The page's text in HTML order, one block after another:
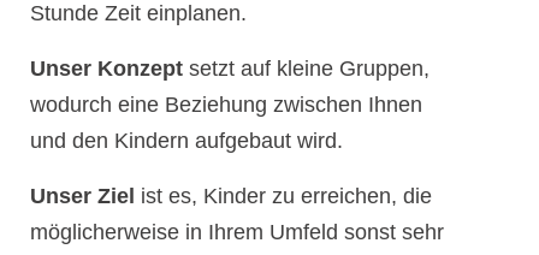
Stunde Zeit einplanen.
Unser Konzept setzt auf kleine Gruppen,
wodurch eine Beziehung zwischen Ihnen
und den Kindern aufgebaut wird.
Unser Ziel ist es, Kinder zu erreichen, die
möglicherweise in Ihrem Umfeld sonst sehr